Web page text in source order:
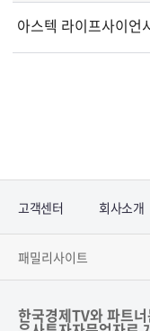
아스텍 라이프사이언
고객센터 회사소개
패밀리사이트
한국경제TV와 파트